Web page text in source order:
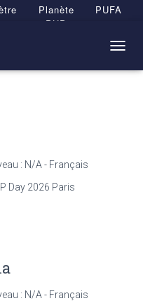
Planète
PHP
PUFA
O
: N/A - Français
Day 2026 Paris
: N/A - Français